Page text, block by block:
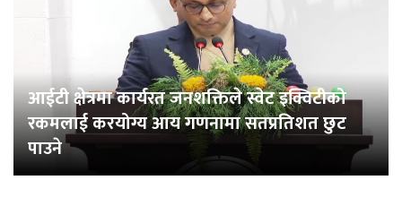
आईटी क्षेत्रमा कार्यरत जनशक्तिले स्वेट इक्विटीको
रकमलाई करयोग्य आय गणनामा सतप्रतिशत छुट
पाउने